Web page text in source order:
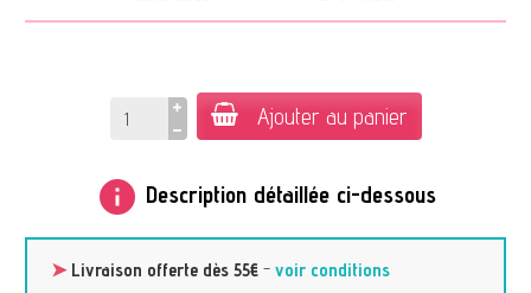
Ajouter au panier
info Description détaillée ci-dessous
➤ Livraison offerte dès 55€ -voir conditions